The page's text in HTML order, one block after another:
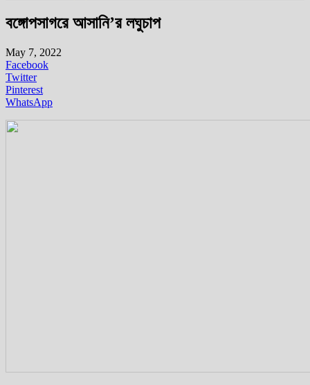
বঙ্গোপসাগরে আসানি’র লঘুচাপ
May 7, 2022
Facebook
Twitter
Pinterest
WhatsApp